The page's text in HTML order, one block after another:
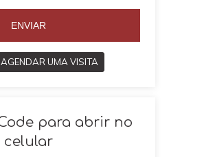
ENVIAR
UMA VISITA
VOLTAR
para abrir no
celular